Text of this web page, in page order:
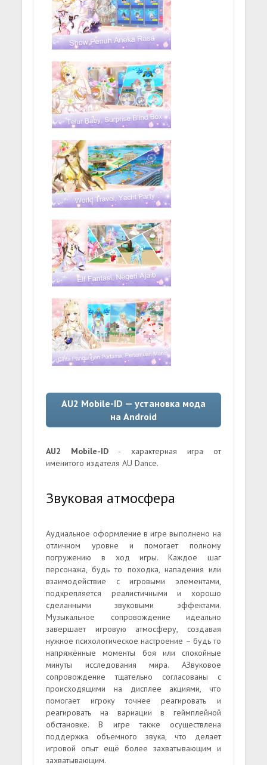
AU2 Mobile-ID — установка мода
на Android
AU2 Mobile-ID - характерная игра от
именитого издателя AU Dance.
Звуковая атмосфера
Аудиальное оформление в игре выполнено на
отличном уровне и помогает полному
погружению в ход игры. Каждое шаг
персонажа, будь то походка, нападения или
взаимодействие с игровыми элементами,
подкрепляется реалистичными и хорошо
сделанными звуковыми эффектами.
Музыкальное сопровождение идеально
завершает игровую атмосферу, создавая
нужное психологическое настроение – будь то
напряжённые моменты боя или спокойные
минуты исследования мира. АЗвуковое
сопровождение тщательно согласованы с
происходящими на дисплее акциями, что
помогает игроку точнее реагировать и
реагировать на вариации в геймплейной
обстановке. В игре также осуществлена
поддержка объемного звука, что делает
игровой опыт ещё более захватывающим и
захватывающим.